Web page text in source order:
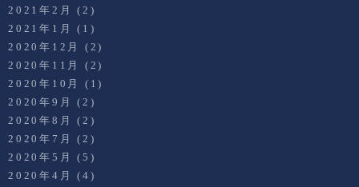
2021年2月
(2)
2021年1月
(1)
2020年12月
(2)
2020年11月
(2)
2020年10月
(1)
2020年9月
(2)
2020年8月
(2)
2020年7月
(2)
2020年5月
(5)
2020年4月
(4)